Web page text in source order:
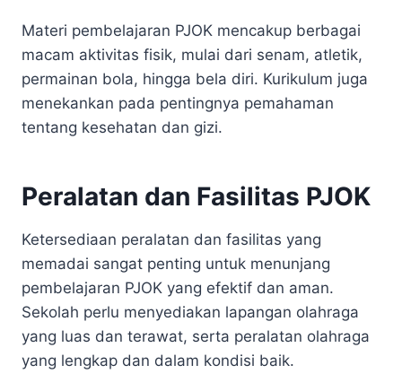
Materi pembelajaran PJOK mencakup berbagai
macam aktivitas fisik, mulai dari senam, atletik,
permainan bola, hingga bela diri. Kurikulum juga
menekankan pada pentingnya pemahaman
tentang kesehatan dan gizi.
Peralatan dan Fasilitas PJOK
Ketersediaan peralatan dan fasilitas yang
memadai sangat penting untuk menunjang
pembelajaran PJOK yang efektif dan aman.
Sekolah perlu menyediakan lapangan olahraga
yang luas dan terawat, serta peralatan olahraga
yang lengkap dan dalam kondisi baik.